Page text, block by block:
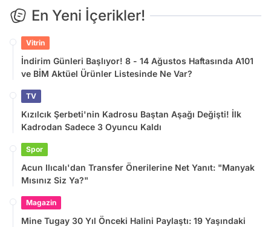
En Yeni İçerikler!
Vitrin
İndirim Günleri Başlıyor! 8 - 14 Ağustos Haftasında A101
ve BİM Aktüel Ürünler Listesinde Ne Var?
TV
Kızılcık Şerbeti'nin Kadrosu Baştan Aşağı Değişti! İlk
Kadrodan Sadece 3 Oyuncu Kaldı
Spor
Acun Ilıcalı'dan Transfer Önerilerine Net Yanıt: "Manyak
Mısınız Siz Ya?"
Magazin
Mine Tugay 30 Yıl Önceki Halini Paylaştı: 19 Yaşındaki